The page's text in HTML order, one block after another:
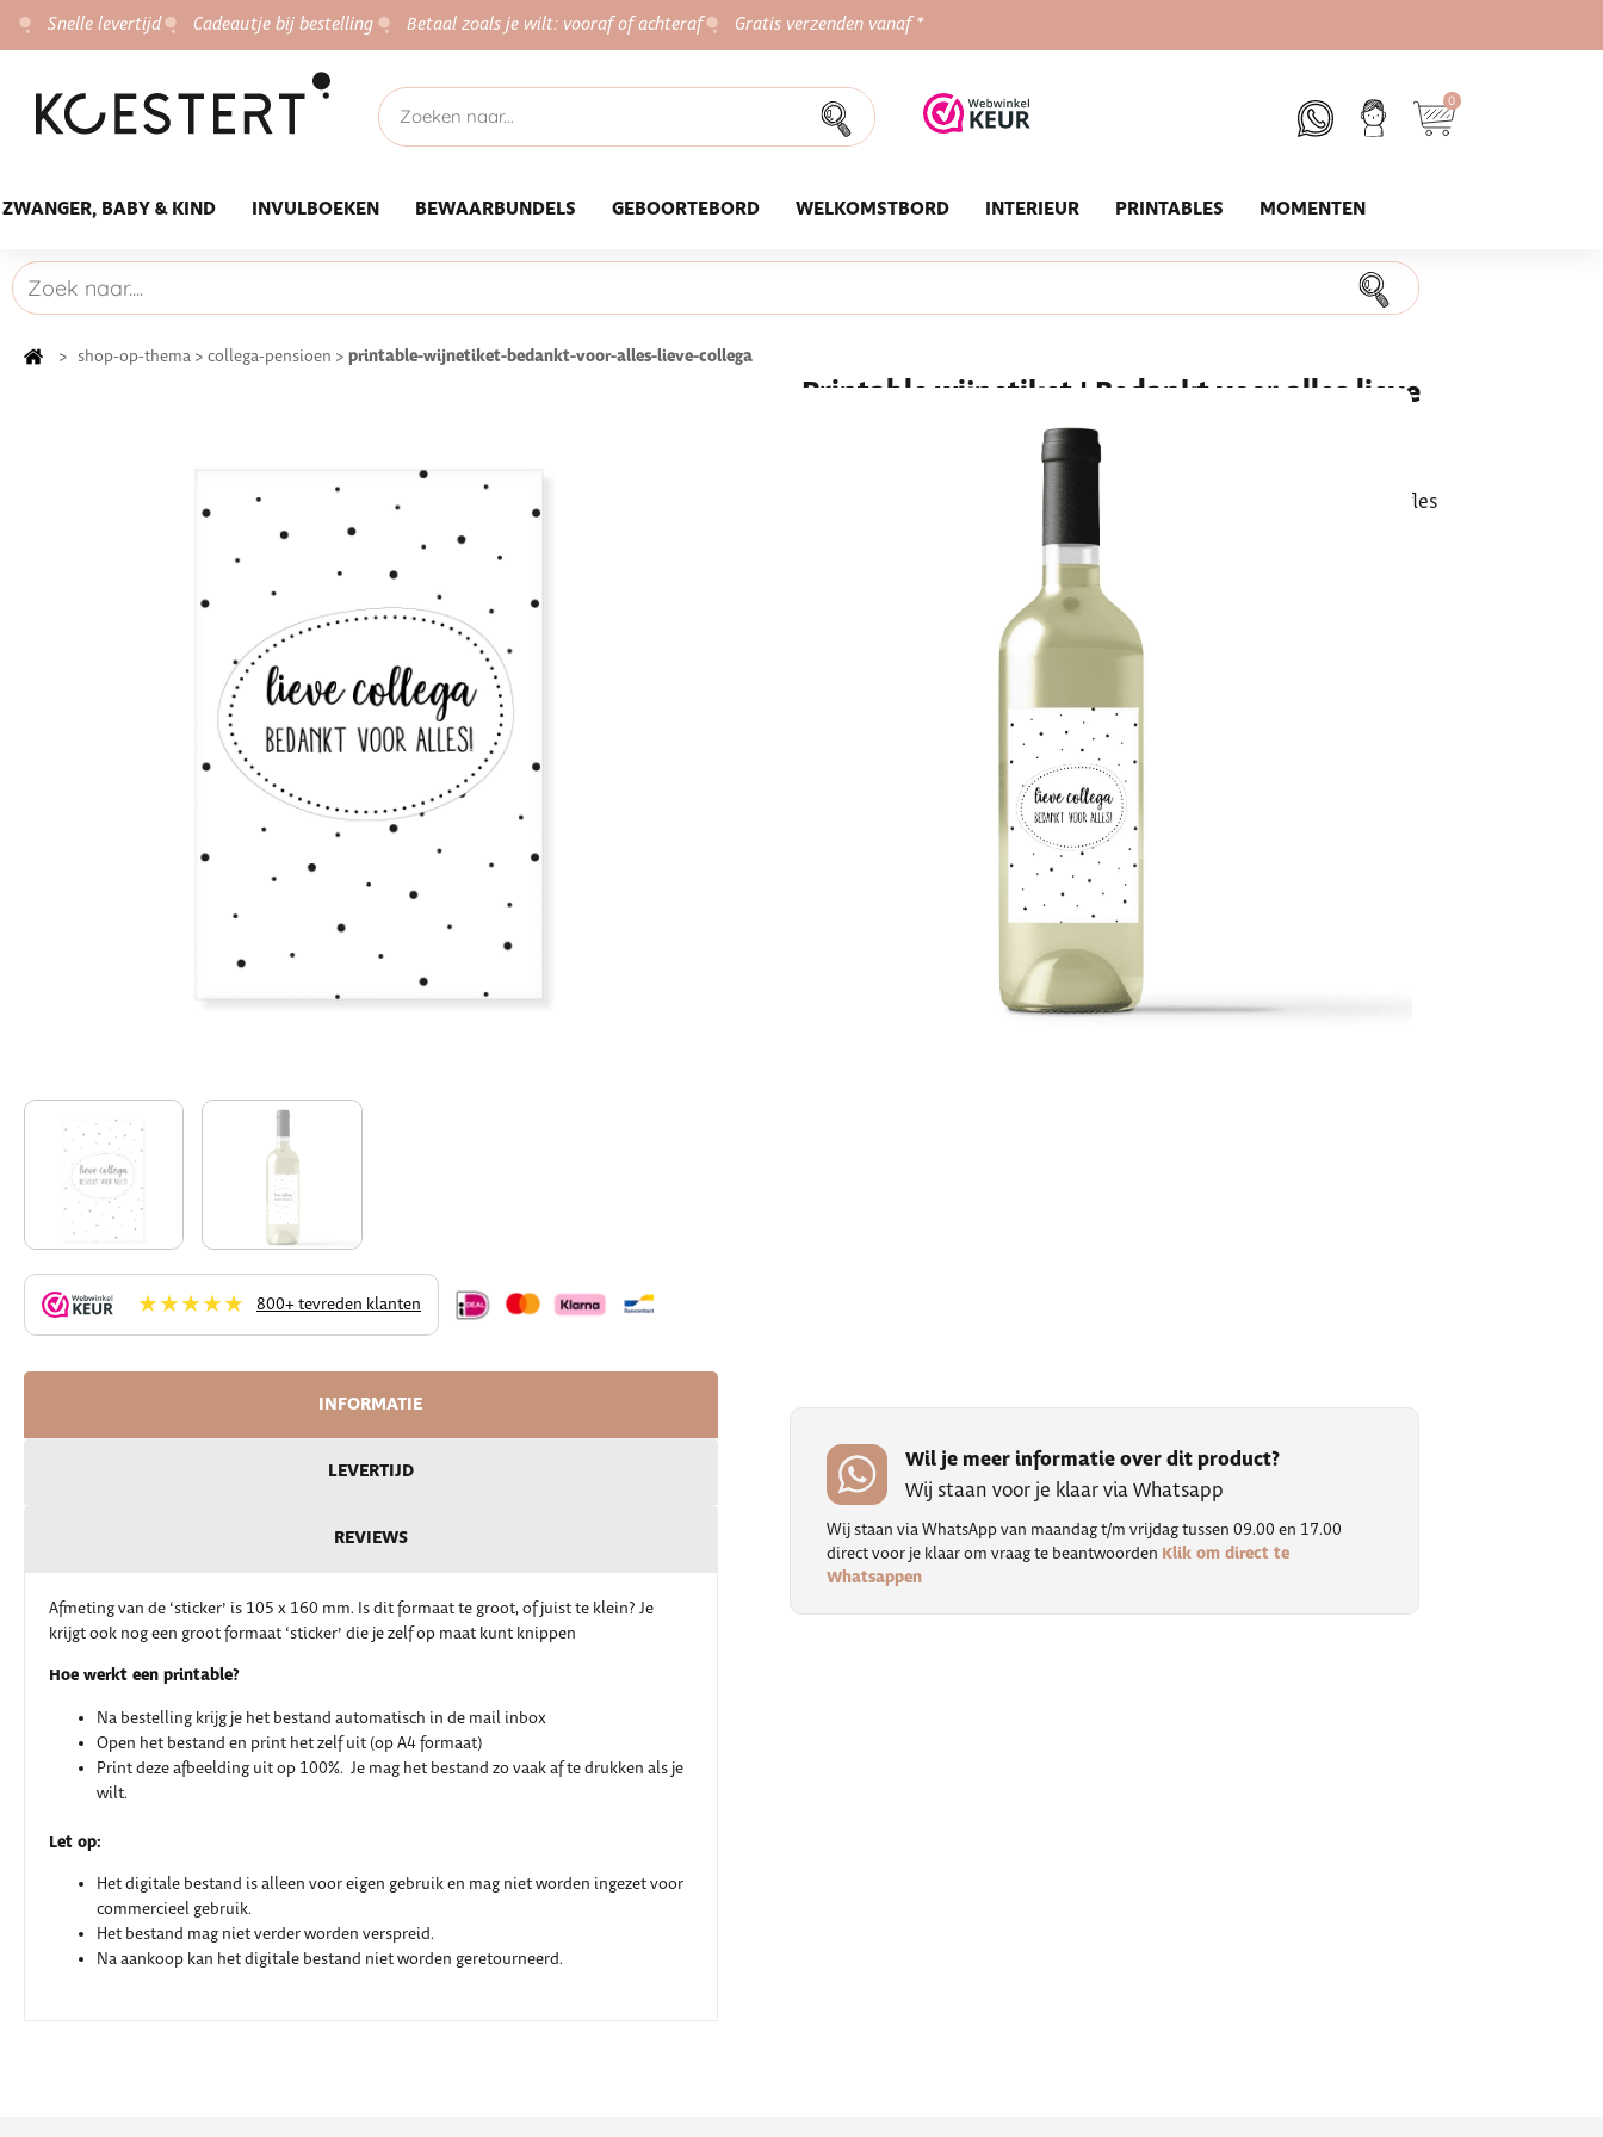
Snelle levertijd Cadeautje bij bestelling Betaal zoals je wilt: vooraf of achteraf Gratis verzenden vanaf *
0
ZWANGER, BABY & KIND INVULBOEKEN BEWAARBUNDELS GEBOORTEBORD WELKOMSTBORD INTERIEUR PRINTABLES MOMENTEN
> shop-op-thema > collega-pensioen > printable-wijnetiket-bedankt-voor-alles-lieve-collega
★★★★★ 800+ tevreden klanten
Printable wijnetiket | Bedankt voor alles lieve
Zoek je een leuk cadeautje voor je collega? Dan is deze printable
wijnetiket perfect voor jou! Dit wijnetiket plak je bijvoorbeeld op een fles
wijn om je lieve collega te bedanken.
800+ tevreden klanten
Toevoegen aan winkelwagen
INFORMATIE
LEVERTIJD
REVIEWS
Afmeting van de ‘sticker’ is 105 x 160 mm. Is dit formaat te groot, of juist te klein? Je
krijgt ook nog een groot formaat ‘sticker’ die je zelf op maat kunt knippen
Hoe werkt een printable?
Na bestelling krijg je het bestand automatisch in de mail inbox
Open het bestand en print het zelf uit (op A4 formaat)
Print deze afbeelding uit op 100%. Je mag het bestand zo vaak af te drukken als je
wilt.
Let op:
Het digitale bestand is alleen voor eigen gebruik en mag niet worden ingezet voor
commercieel gebruik.
Het bestand mag niet verder worden verspreid.
Na aankoop kan het digitale bestand niet worden geretourneerd.
Wil je meer informatie over dit product?
Wij staan voor je klaar via Whatsapp
Wij staan via WhatsApp van maandag t/m vrijdag tussen 09.00 en 17.00
direct voor je klaar om vraag te beantwoorden Klik om direct te
Whatsappen